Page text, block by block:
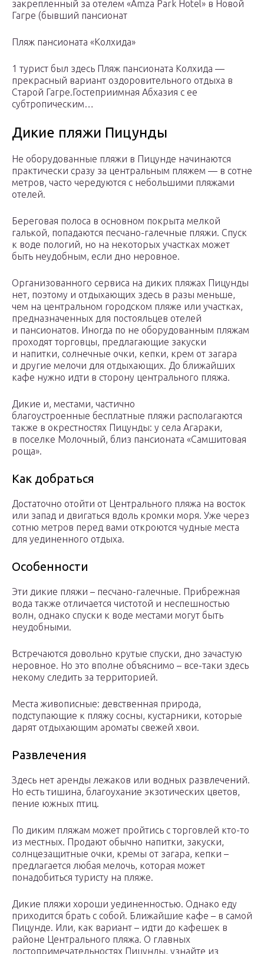
закрепленный за отелем «Amza Park Hotel» в Новой
Гагре (бывший пансионат
Пляж пансионата «Колхида»
1 турист был здесь Пляж пансионата Колхида —
прекрасный вариант оздоровительного отдыха в
Старой Гагре.Гостеприимная Абхазия с ее
субтропическим…
Дикие пляжи Пицунды
Не оборудованные пляжи в Пицунде начинаются
практически сразу за центральным пляжем — в сотне
метров, часто чередуются с небольшими пляжами
отелей.
Береговая полоса в основном покрыта мелкой
галькой, попадаются песчано-галечные пляжи. Спуск
к воде пологий, но на некоторых участках может
быть неудобным, если дно неровное.
Организованного сервиса на диких пляжах Пицунды
нет, поэтому и отдыхающих здесь в разы меньше,
чем на центральном городском пляже или участках,
предназначенных для постояльцев отелей
и пансионатов. Иногда по не оборудованным пляжам
проходят торговцы, предлагающие закуски
и напитки, солнечные очки, кепки, крем от загара
и другие мелочи для отдыхающих. До ближайших
кафе нужно идти в сторону центрального пляжа.
Дикие и, местами, частично
благоустроенные бесплатные пляжи располагаются
также в окрестностях Пицунды: у села Агараки,
в поселке Молочный, близ пансионата «Самшитовая
роща».
Как добраться
Достаточно отойти от Центрального пляжа на восток
или запад и двигаться вдоль кромки моря. Уже через
сотню метров перед вами откроются чудные места
для уединенного отдыха.
Особенности
Эти дикие пляжи – песчано-галечные. Прибрежная
вода также отличается чистотой и неспешностью
волн, однако спуски к воде местами могут быть
неудобными.
Встречаются довольно крутые спуски, дно зачастую
неровное. Но это вполне объяснимо – все-таки здесь
некому следить за территорией.
Места живописные: девственная природа,
подступающие к пляжу сосны, кустарники, которые
дарят отдыхающим ароматы свежей хвои.
Развлечения
Здесь нет аренды лежаков или водных развлечений.
Но есть тишина, благоухание экзотических цветов,
пение южных птиц.
По диким пляжам может пройтись с торговлей кто-то
из местных. Продают обычно напитки, закуски,
солнцезащитные очки, кремы от загара, кепки –
предлагается любая мелочь, которая может
понадобиться туристу на пляже.
Дикие пляжи хороши уединенностью. Однако еду
приходится брать с собой. Ближайшие кафе – в самой
Пицунде. Или, как вариант – идти до кафешек в
районе Центрального пляжа. О главных
достопримечательностях Пицунды, узнайте из